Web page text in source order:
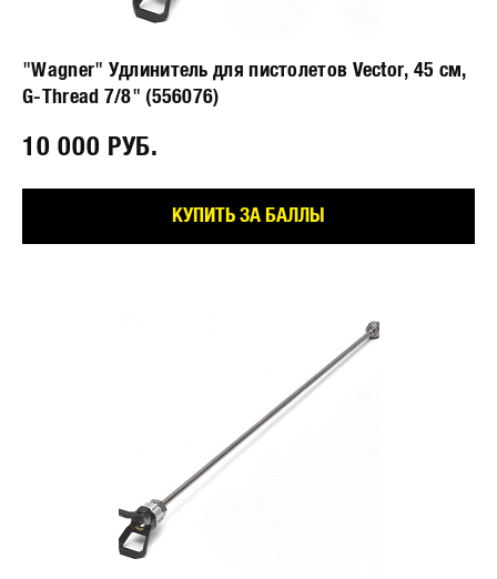
"Wagner" Удлинитель для пистолетов Vector, 45 см,
G-Thread 7/8" (556076)
10 000 РУБ.⠀
КУПИТЬ ЗА БАЛЛЫ